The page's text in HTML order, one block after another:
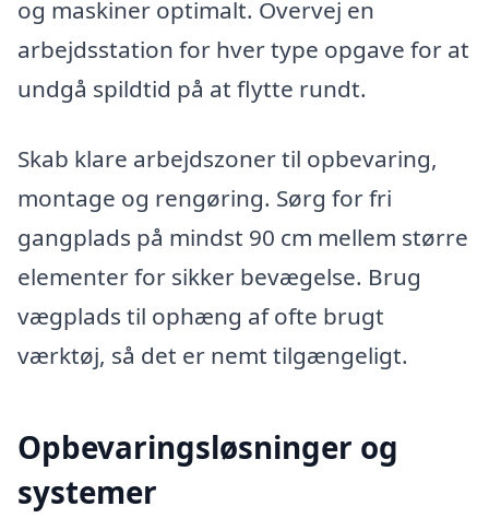
og maskiner optimalt. Overvej en
arbejdsstation for hver type opgave for at
undgå spildtid på at flytte rundt.
Skab klare arbejdszoner til opbevaring,
montage og rengøring. Sørg for fri
gangplads på mindst 90 cm mellem større
elementer for sikker bevægelse. Brug
vægplads til ophæng af ofte brugt
værktøj, så det er nemt tilgængeligt.
Opbevaringsløsninger og
systemer